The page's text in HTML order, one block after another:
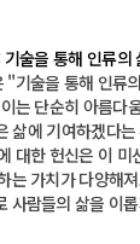
술을 통해 인류의
"기술을 통해 인류
는 단순히 아름다
삶에 기여하겠다
대한 헌신은 이 미
는 가치가 다양해
사람들의 삶을 이